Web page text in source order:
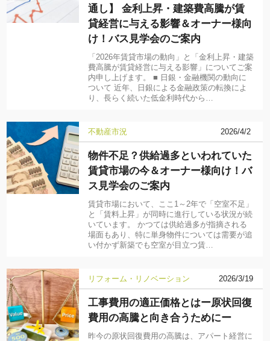
通し】 金利上昇・建築費高騰が賃
貸経営に与える影響＆オーナー様向
け！バス見学会のご案内
「2026年賃貸市場の動向」と「金利上昇・建築
費高騰が賃貸経営に与える影響」についてご案
内申し上げます。 ■ 日銀・金融機関の動向に
ついて 近年、日銀による金融政策の転換によ
り、長らく続いた低金利時代から…
不動産市況 2026/4/2
物件不足？供給過多といわれていた
賃貸市場の今＆オーナー様向け！バ
ス見学会のご案内
賃貸市場において、ここ1～2年で「空室不足」
と「賃料上昇」が同時に進行している状況が続
いています。 かつては供給過多が指摘される
場面もあり、特に単身物件については需要が追
い付かず新築でも空室が目立つ賃…
リフォーム・リノベーション 2026/3/19
工事費用の適正価格とはー原状回復
費用の高騰と向き合うためにー
昨今の原状回復費用の高騰は、アパート経営に